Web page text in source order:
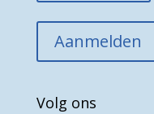
Aanmelden
Volg ons